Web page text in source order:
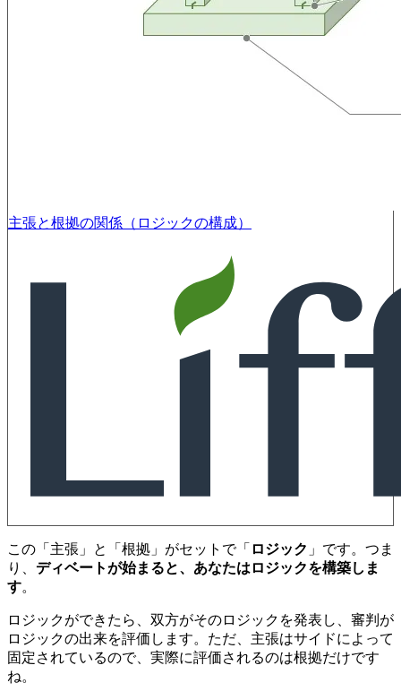
主張と根拠の関係（ロジックの構成）
この「主張」と「根拠」がセットで「 ロジック 」です。つま
り、 ディベートが始まると、あなたはロジックを構築しま
す。
ロジックができたら、双方がそのロジックを発表し、審判が
ロジックの出来を評価します。ただ、主張はサイドによって
固定されているので、実際に評価されるのは根拠だけです
ね。